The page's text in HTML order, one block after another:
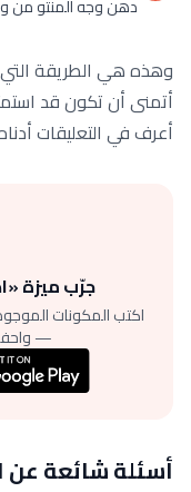
دهن وجه المنتو من
وهذه هي الطريقة التي
أتمنى أن تكون قد
أعرف في التعليقات
جرّب ميزة
اكتب المكونات
—
أسئلة شائعة عن